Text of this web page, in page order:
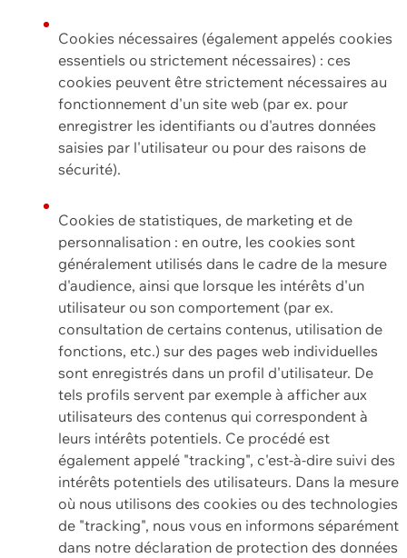
Cookies nécessaires (également appelés cookies
essentiels ou strictement nécessaires) : ces
cookies peuvent être strictement nécessaires au
fonctionnement d'un site web (par ex. pour
enregistrer les identifiants ou d'autres données
saisies par l'utilisateur ou pour des raisons de
sécurité).
Cookies de statistiques, de marketing et de
personnalisation : en outre, les cookies sont
généralement utilisés dans le cadre de la mesure
d'audience, ainsi que lorsque les intérêts d'un
utilisateur ou son comportement (par ex.
consultation de certains contenus, utilisation de
fonctions, etc.) sur des pages web individuelles
sont enregistrés dans un profil d'utilisateur. De
tels profils servent par exemple à afficher aux
utilisateurs des contenus qui correspondent à
leurs intérêts potentiels. Ce procédé est
également appelé "tracking", c'est-à-dire suivi des
intérêts potentiels des utilisateurs. Dans la mesure
où nous utilisons des cookies ou des technologies
de "tracking", nous vous en informons séparément
dans notre déclaration de protection des données